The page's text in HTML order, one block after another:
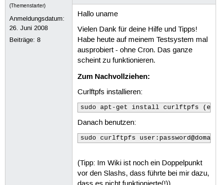
(Themenstarter)
Anmeldungsdatum:
26. Juni 2008
Beiträge:8
Hallo uname
Vielen Dank für deine Hilfe und Tipps!
Habe heute auf meinem Testsystem mal
ausprobiert - ohne Cron. Das ganze
scheint zu funktionieren.
Zum Nachvollziehen:
Curlftpfs installieren:
sudo apt-get install curlftpfs
Danach benutzen:
sudo curlftpfs
(Tipp: Im Wiki ist noch ein Doppelpunkt
vor den Slashs, dass führte bei mir dazu,